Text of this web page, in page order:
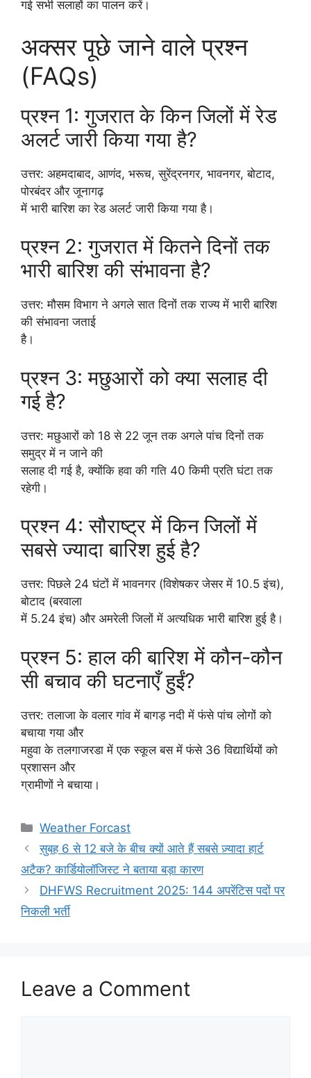
गई सभी सलाहों का पालन करें।
अक्सर पूछे जाने वाले प्रश्न
(FAQs)
प्रश्न 1: गुजरात के किन जिलों में रेड
अलर्ट जारी किया गया है?
उत्तर: अहमदाबाद, आणंद, भरूच, सुरेंद्रनगर, भावनगर, बोटाद,
पोरबंदर और जूनागढ़
में भारी बारिश का रेड अलर्ट जारी किया गया है।
प्रश्न 2: गुजरात में कितने दिनों तक
भारी बारिश की संभावना है?
उत्तर: मौसम विभाग ने अगले सात दिनों तक राज्य में भारी बारिश
की संभावना जताई
है।
प्रश्न 3: मछुआरों को क्या सलाह दी
गई है?
उत्तर: मछुआरों को 18 से 22 जून तक अगले पांच दिनों तक
समुद्र में न जाने की
सलाह दी गई है, क्योंकि हवा की गति 40 किमी प्रति घंटा तक
रहेगी।
प्रश्न 4: सौराष्ट्र में किन जिलों में
सबसे ज्यादा बारिश हुई है?
उत्तर: पिछले 24 घंटों में भावनगर (विशेषकर जेसर में 10.5 इंच),
बोटाद (बरवाला
में 5.24 इंच) और अमरेली जिलों में अत्यधिक भारी बारिश हुई है।
प्रश्न 5: हाल की बारिश में कौन-कौन
सी बचाव की घटनाएँ हुईं?
उत्तर: तलाजा के वलार गांव में बागड़ नदी में फंसे पांच लोगों को
बचाया गया और
महुवा के तलगाजरडा में एक स्कूल बस में फंसे 36 विद्यार्थियों को
प्रशासन और
ग्रामीणों ने बचाया।
Categories
Weather Forcast
सुबह 6 से 12 बजे के बीच क्यों आते हैं सबसे ज़्यादा हार्ट
अटैक? कार्डियोलॉजिस्ट ने बताया बड़ा कारण
DHFWS Recruitment 2025: 144 अपरेंटिस पदों पर
निकली भर्ती
Leave a Comment